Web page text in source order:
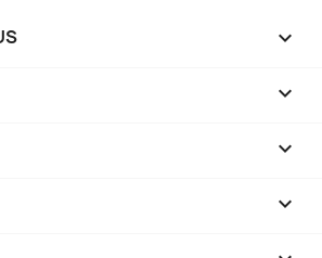



